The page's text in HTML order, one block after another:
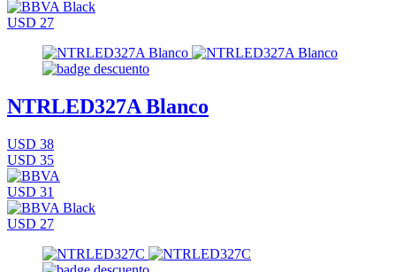
USD 27
NTRLED327A Blanco
USD 38
USD 35
USD 31
USD 27